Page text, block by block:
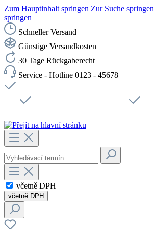
Zum Hauptinhalt springen Zur Suche springen
springen
Schneller Versand
Günstige Versandkosten
30 Tage Rückgaberecht
Service - Hotline 0123 - 45678
včetně DPH
včetně DPH